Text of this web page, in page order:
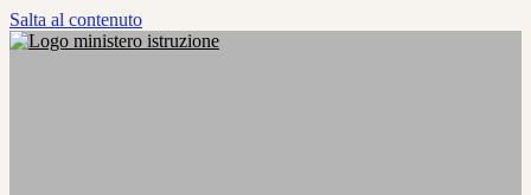
Salta al contenuto